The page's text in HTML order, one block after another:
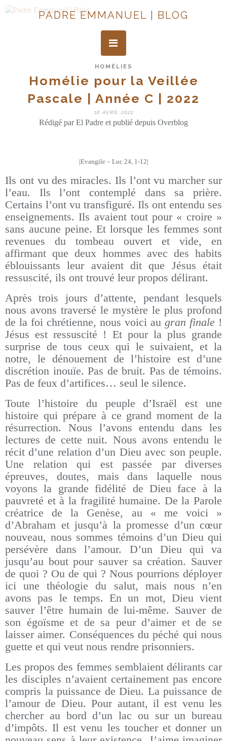
PADRE EMMANUEL | BLOG
HOMÉLIES
Homélie pour la Veillée
Pascale | Année C | 2022
16 AVRIL 2022
Rédigé par El Padre et publié depuis Overblog
|Evangile – Luc 24, 1-12|
Ils ont vu des miracles. Ils l’ont vu marcher sur
l’eau. Ils l’ont contemplé dans sa prière.
Certains l’ont vu transfiguré. Ils ont entendu ses
enseignements. Ils avaient tout pour « croire »
sans aucune peine. Et lorsque les femmes sont
revenues du tombeau ouvert et vide, en
affirmant que deux hommes avec des habits
éblouissants leur avaient dit que Jésus était
ressuscité, ils ont trouvé leur propos délirant.
Après trois jours d’attente, pendant lesquels
nous avons traversé le mystère le plus profond
de la foi chrétienne, nous voici au gran finale !
Jésus est ressuscité ! Et pour la plus grande
surprise de tous ceux qui le suivaient, et la
notre, le dénouement de l’histoire est d’une
discrétion inouïe. Pas de bruit. Pas de témoins.
Pas de feux d’artifices… seul le silence.
Toute l’histoire du peuple d’Israël est une
histoire qui prépare à ce grand moment de la
résurrection. Nous l’avons entendu dans les
lectures de cette nuit. Nous avons entendu le
récit d’une relation d’un Dieu avec son peuple.
Une relation qui est passée par diverses
épreuves, doutes, mais dans laquelle nous
voyons la grande fidélité de Dieu face à la
pauvreté et à la fragilité humaine. De la Parole
créatrice de la Genèse, au « me voici »
d’Abraham et jusqu’à la promesse d’un cœur
nouveau, nous sommes témoins d’un Dieu qui
persévère dans l’amour. D’un Dieu qui va
jusqu’au bout pour sauver sa création. Sauver
de quoi ? Ou de qui ? Nous pourrions déployer
ici une théologie du salut, mais nous n’en
avons pas le temps. En un mot, Dieu vient
sauver l’être humain de lui-même. Sauver de
son égoïsme et de sa peur d’aimer et de se
laisser aimer. Conséquences du péché qui nous
guette et qui veut nous rendre prisonniers.
Les propos des femmes semblaient délirants car
les disciples n’avaient certainement pas encore
compris la puissance de Dieu. La puissance de
l’amour de Dieu. Pour autant, il est venu les
chercher au bord d’un lac ou sur un bureau
d’impôts. Il est venu les toucher et donner un